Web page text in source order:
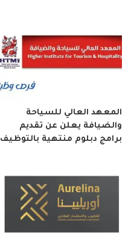
المعهد العالي للسياحة
والضيافة يعلن عن تقديم
برامج دبلوم منتهية بالتوظيف